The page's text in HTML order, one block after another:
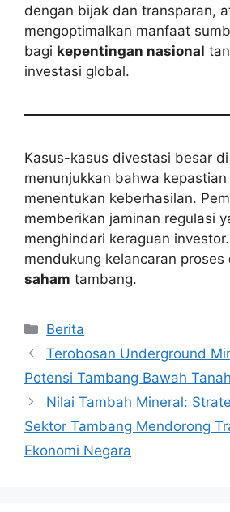
dengan bijak dan transparan,
mengoptimalkan manfaat
bagi kepentingan nasional
investasi global.
Kasus-kasus divestasi besar
menunjukkan bahwa
menentukan keberhasilan.
memberikan jaminan regulasi
menghindari keraguan
mendukung kelancaran proses
saham tambang.
Kategori
Berita
Terobosan Underground
Potensi Tambang Bawah
Nilai Tambah Mineral:
Sektor Tambang Mendorong
Ekonomi Negara